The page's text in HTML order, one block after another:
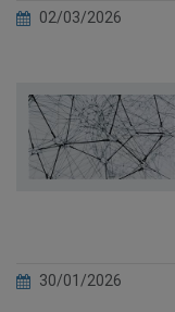
02/03/2026
30/01/2026